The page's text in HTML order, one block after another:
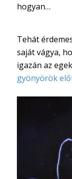
hogyan…
Tehát
saját vágya,
igazán az
gyönyörök